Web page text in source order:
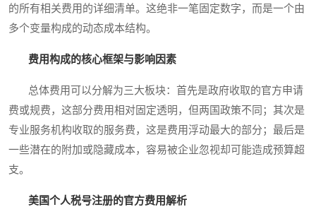
的所有相关费用的详细清单。这绝非一笔固定数字，而是一个由
多个变量构成的动态成本结构。
费用构成的核心框架与影响因素
总体费用可以分解为三大板块：首先是政府收取的官方申请
费或规费，这部分费用相对固定透明，但两国政策不同；其次是
专业服务机构收取的服务费，这是费用浮动最大的部分；最后是
一些潜在的附加或隐藏成本，容易被企业忽视却可能造成预算超
支。
美国个人税号注册的官方费用解析